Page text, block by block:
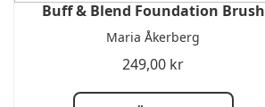
Buff & Blend Foundation Brush
Maria Åkerberg
249,00 kr